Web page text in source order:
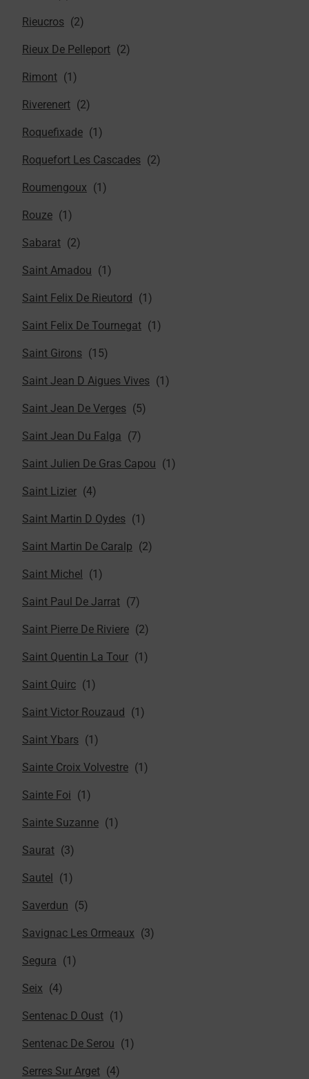
Rieucros
Rieux De Pelleport
Rimont
Riverenert
Roquefixade
Roquefort Les Cascades
Roumengoux
Rouze
Sabarat
Saint Amadou
Saint Felix De Rieutord
Saint Felix De Tournegat
Saint Girons
Saint Jean D Aigues Vives
Saint Jean De Verges
Saint Jean Du Falga
Saint Julien De Gras Capou
Saint Lizier
Saint Martin D Oydes
Saint Martin De Caralp
Saint Michel
Saint Paul De Jarrat
Saint Pierre De Riviere
Saint Quentin La Tour
Saint Quirc
Saint Victor Rouzaud
Saint Ybars
Sainte Croix Volvestre
Sainte Foi
Sainte Suzanne
Saurat
Sautel
Saverdun
Savignac Les Ormeaux
Segura
Seix
Sentenac D Oust
Sentenac De Serou
Serres Sur Arget